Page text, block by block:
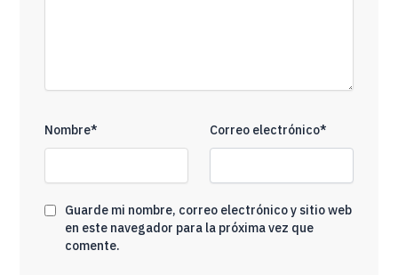
Nombre* Correo electrónico*
Guarde mi nombre, correo electrónico y sitio web
en este navegador para la próxima vez que
comente.